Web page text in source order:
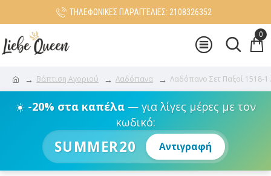
ΤΗΛΕΦΩΝΙΚΕΣ ΠΑΡΑΓΓΕΛΙΕΣ: 2108326352
0
Βάπτιση Αγοριού Λαδόπανα Λαδόπανο Σετ Παξοί 1518-1
☀️ -20% στα καπέλα— για λίγες μέρες με τον
κωδικό:
SUMMER20 Αντιγραφή